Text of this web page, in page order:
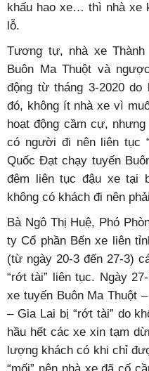
khấu hao xe… thì nhà xe
lỗ.
Tương tự, nhà xe
Buôn Ma Thuột và
động từ tháng 3-2020 do
đó, không ít nhà xe vì
hoạt động cầm cự,
có người đi nên liên tục
Quốc Đạt chạy tuyến
đêm liên tục đậu xe tại
không có khách đi nên
Bà Ngô Thị Huệ, Phó
ty Cổ phần Bến xe liên
(từ ngày 20-3 đến 27-3)
“rớt tài” liên tục. Ngày
xe tuyến Buôn Ma Thuột
– Gia Lai bị “rớt tài” do
hầu hết các xe xin tạm
lượng khách có khi chỉ
“mối” nên nhà xe đã cố